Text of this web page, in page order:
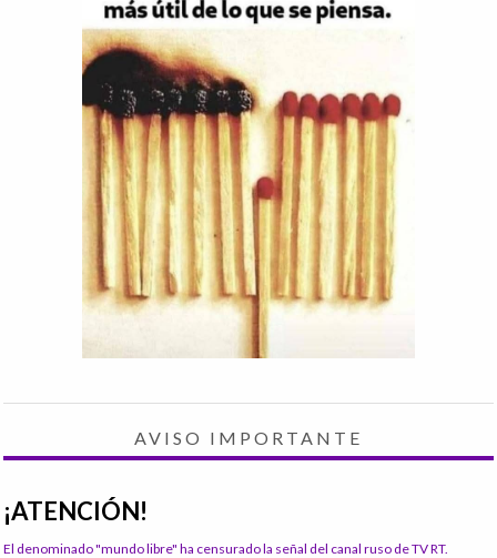
AVISO IMPORTANTE
¡ATENCIÓN!
El denominado "mundo libre" ha censurado la señal del canal ruso de TV RT.